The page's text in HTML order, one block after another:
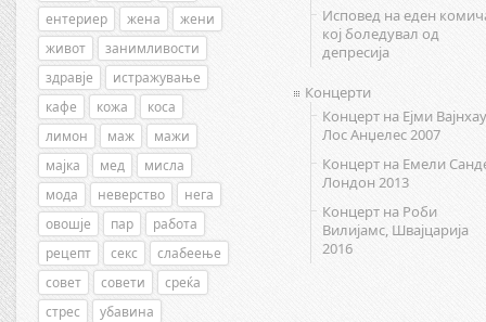
ентериер
жена
жени
живот
занимливости
здравје
истражување
кафе
кожа
коса
лимон
маж
мажи
мајка
мед
мисла
мода
неверство
нега
овошје
пар
работа
рецепт
секс
слабеење
совет
совети
среќа
стрес
убавина
Исповед на еден
кој боледувал од
депресија
Концерти
Концерт на Ејми
Лос Анџелес 2007
Концерт на Емели
Лондон 2013
Концерт на Роби
Вилијамс, Швајцарија
2016